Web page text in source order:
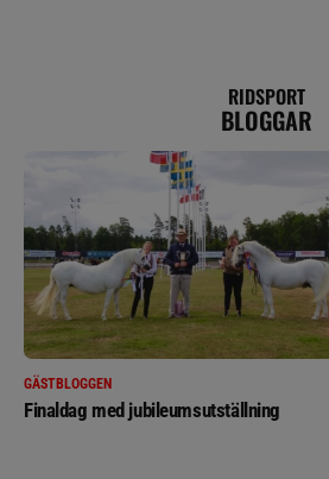
RIDSPORT
BLOGGAR
GÄSTBLOGGEN
Finaldag med jubileumsutställning